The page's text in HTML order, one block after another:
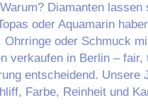
Diamanten
oder Aquamarin
oder Schmuck
verkaufen in Berlin –
entscheidend. Unsere
Farbe, Reinheit und